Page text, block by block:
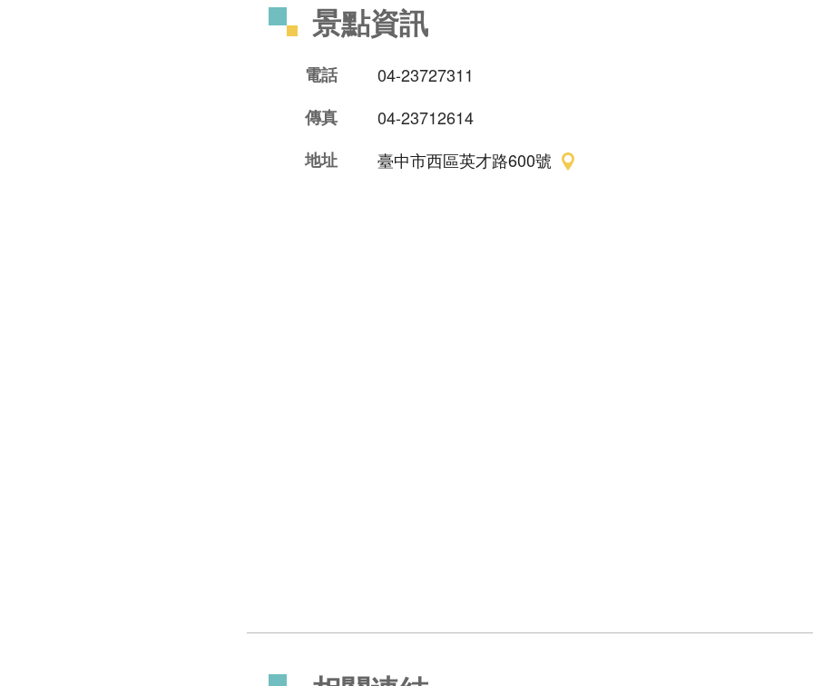
景點資訊
電話
04-23727311
傳真
04-23712614
地址
臺中市西區英才路600號